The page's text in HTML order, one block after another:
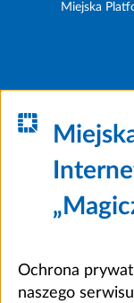
Miejska
Ochrona
naszego